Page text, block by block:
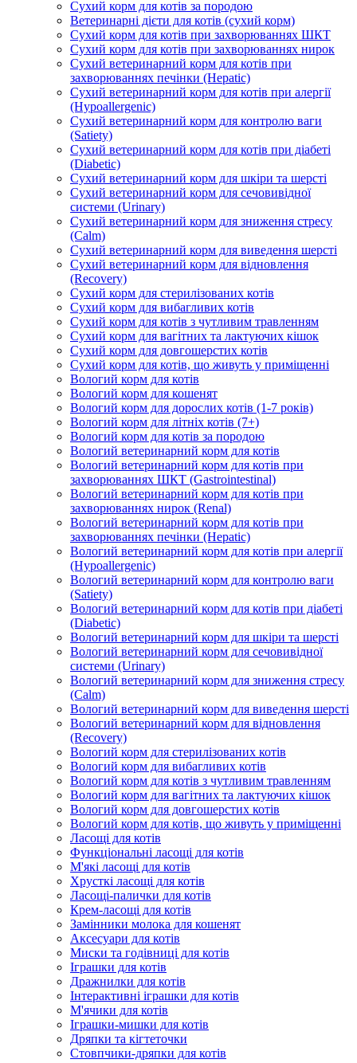
Сухий корм для котів за породою
Ветеринарні дієти для котів (сухий корм)
Сухий корм для котів при захворюваннях ШКТ
Сухий корм для котів при захворюваннях нирок
Сухий ветеринарний корм для котів при
захворюваннях печінки (Hepatic)
Сухий ветеринарний корм для котів при алергії
(Hypoallergenic)
Сухий ветеринарний корм для контролю ваги
(Satiety)
Сухий ветеринарний корм для котів при діабеті
(Diabetic)
Сухий ветеринарний корм для шкіри та шерсті
Сухий ветеринарний корм для сечовивідної
системи (Urinary)
Сухий ветеринарний корм для зниження стресу
(Calm)
Сухий ветеринарний корм для виведення шерсті
Сухий ветеринарний корм для відновлення
(Recovery)
Сухий корм для стерилізованих котів
Сухий корм для вибагливих котів
Сухий корм для котів з чутливим травленням
Сухий корм для вагітних та лактуючих кішок
Сухий корм для довгошерстих котів
Сухий корм для котів, що живуть у приміщенні
Вологий корм для котів
Вологий корм для кошенят
Вологий корм для дорослих котів (1-7 років)
Вологий корм для літніх котів (7+)
Вологий корм для котів за породою
Вологий ветеринарний корм для котів
Вологий ветеринарний корм для котів при
захворюваннях ШКТ (Gastrointestinal)
Вологий ветеринарний корм для котів при
захворюваннях нирок (Renal)
Вологий ветеринарний корм для котів при
захворюваннях печінки (Hepatic)
Вологий ветеринарний корм для котів при алергії
(Hypoallergenic)
Вологий ветеринарний корм для контролю ваги
(Satiety)
Вологий ветеринарний корм для котів при діабеті
(Diabetic)
Вологий ветеринарний корм для шкіри та шерсті
Вологий ветеринарний корм для сечовивідної
системи (Urinary)
Вологий ветеринарний корм для зниження стресу
(Calm)
Вологий ветеринарний корм для виведення шерсті
Вологий ветеринарний корм для відновлення
(Recovery)
Вологий корм для стерилізованих котів
Вологий корм для вибагливих котів
Вологий корм для котів з чутливим травленням
Вологий корм для вагітних та лактуючих кішок
Вологий корм для довгошерстих котів
Вологий корм для котів, що живуть у приміщенні
Ласощі для котів
Функціональні ласощі для котів
М'які ласощі для котів
Хрусткі ласощі для котів
Ласощі-палички для котів
Крем-ласощі для котів
Замінники молока для кошенят
Аксесуари для котів
Миски та годівниці для котів
Іграшки для котів
Дражнилки для котів
Інтерактивні іграшки для котів
М'ячики для котів
Іграшки-мишки для котів
Дряпки та кігтеточки
Стовпчики-дряпки для котів